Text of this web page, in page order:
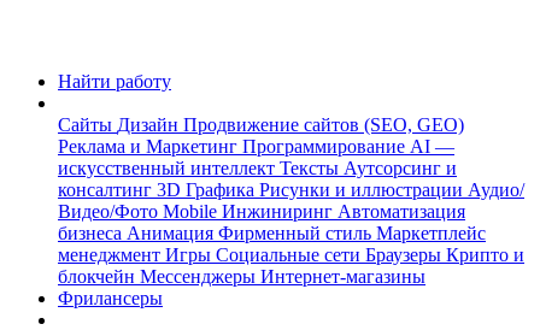
Найти работу
Сайты Дизайн Продвижение сайтов (SEO, GEO)
Реклама и Маркетинг Программирование AI —
искусственный интеллект Тексты Аутсорсинг и
консалтинг 3D Графика Рисунки и иллюстрации Аудио/
Видео/Фото Mobile Инжиниринг Автоматизация
бизнеса Анимация Фирменный стиль Маркетплейс
менеджмент Игры Социальные сети Браузеры Крипто и
блокчейн Мессенджеры Интернет-магазины
Фрилансеры